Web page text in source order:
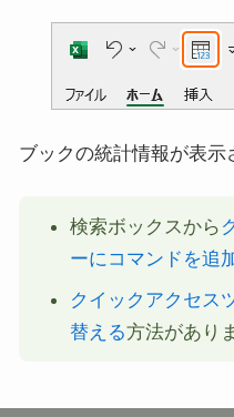
ブックの統計情報が表示
検索ボックスから
ーにコマンドを追
クイックアクセス
替える方法があり